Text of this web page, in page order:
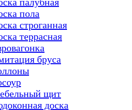
пола
строганная
террасная
бруса
щит
доска